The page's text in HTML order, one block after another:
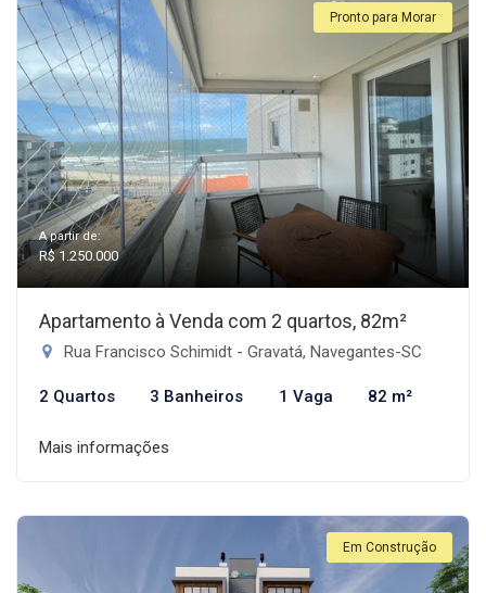
Pronto para Morar
A partir de:
R$ 1.250.000
Apartamento à Venda com 2 quartos, 82m²
Rua Francisco Schimidt - Gravatá, Navegantes-SC
2 Quartos 3 Banheiros 1 Vaga 82 m²
Mais informações
Em Construção